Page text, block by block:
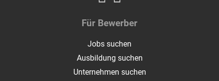
Für Bewerber
Jobs suchen
Ausbildung suchen
Unternehmen suchen